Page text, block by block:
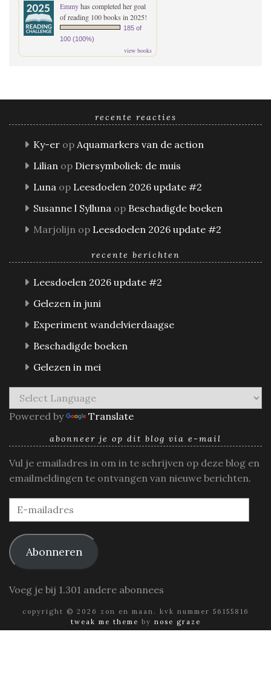
Emmyhas completed her goal
of reading 100 books in 2025!
185 of
100 (100%)
view books
recente reacties
Ky-er op Aquamarkers van de action
Lilian op Diersymboliek: de muis
Luna op Leesdoelen 2026 update #2
Susanne l Sylluna op Beschadigde boeken
Marjolijn op Leesdoelen 2026 update #2
recente berichten
Leesdoelen 2026 update #2
Gelezen in juni
Experiment wandelvierdaagse
Beschadigde boeken
Gelezen in mei
Powered by Translate
abonneer je op dit blog via e-mail
Vul je emailadres in om in te schrijven op deze blog en
emailmeldingen te ontvangen van nieuwe berichten.
E-
mailadres
Abonneren
Voeg je bij 1.301 andere abonnees
copyright © 2026 zon en maan. kvk nummer 56155816
tweak me theme by nose graze